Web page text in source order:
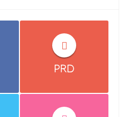
PRD